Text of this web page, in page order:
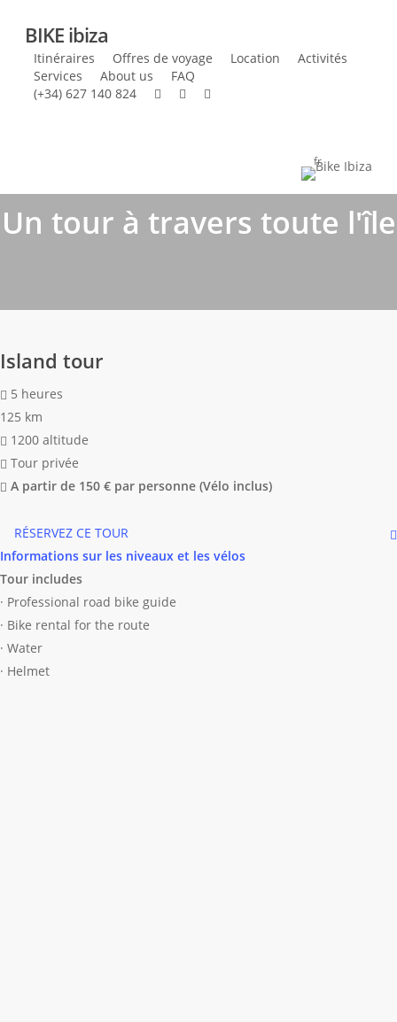
content
BIKE ibiza
Itinéraires Offres de voyage Location
Activités
Services
About us
FAQ
(+34) 627 140 824
fr
Tour de l’île
Un tour à travers toute l'île
Island tour
5 heures
125 km
1200 altitude
Tour privée
A partir de 150 € par personne (Vélo inclus)
RÉSERVEZ CE TOUR
Informations sur les niveaux et les vélos
Tour includes
· Professional road bike guide
· Bike rental for the route
· Water
· Helmet